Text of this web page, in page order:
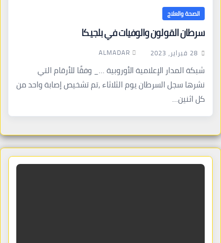
الصحة والعلاج
سرطان القولون والوفيات في بلجيكا
28 فبراير، 2023 ALMADAR
شبكة المدار الإعلامية الأوروبية …_ وفقًا للأرقام التي
نشرها سجل السرطان يوم الثلاثاء ،تم تشخيص إصابة واحد من
كل اثنين…